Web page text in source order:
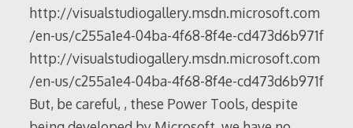
http://visualstudiogallery.msdn.microsoft.com
/en-us/c255a1e4-04ba-4f68-8f4e-cd473d6b971f
http://visualstudiogallery.msdn.microsoft.com
/en-us/c255a1e4-04ba-4f68-8f4e-cd473d6b971f
But, be careful, , these Power Tools, despite